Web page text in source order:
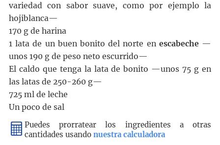
variedad con sabor suave, como por ejemplo la
hojiblanca—
170 g de harina
1 lata de un buen bonito del norte en escabeche —
unos 190 g de peso neto escurrido—
El caldo que tenga la lata de bonito —unos 75 g en
las latas de 250-260 g—
725 ml de leche
Un poco de sal
Puedes prorratear los ingredientes a otras
cantidades usando nuestra calculadora